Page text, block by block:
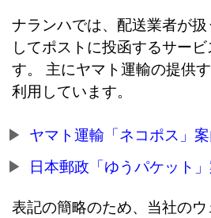
ナランハでは、配送業者が
してポストに投函するサー
す。 主にヤマト運輸の提供
利用しています。
ヤマト運輸「ネコポス」
日本郵政「ゆうパケット
表記の簡略のため、当社の